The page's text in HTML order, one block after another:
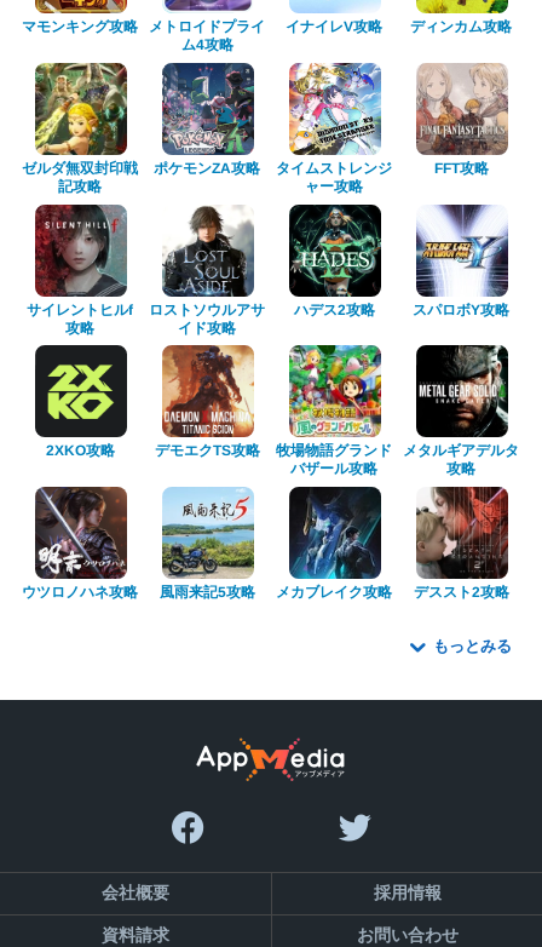
マモンキング攻略 メトロイドプライ
ム4攻略
イナイレV攻略 ディンカム攻略
ゼルダ無双封印戦
記攻略
ポケモンZA攻略 タイムストレンジ
ャー攻略
FFT攻略
サイレントヒルf
攻略
ロストソウルアサ
イド攻略
ハデス2攻略 スパロボY攻略
2XKO攻略 デモエクTS攻略 牧場物語グランド
バザール攻略
メタルギアデルタ
攻略
ウツロノハネ攻略 風雨来記5攻略 メカブレイク攻略 デススト2攻略
もっとみる
会社概要 採用情報
資料請求 お問い合わせ